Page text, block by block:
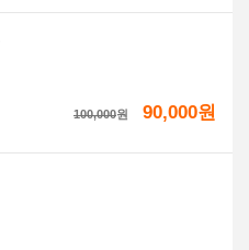
100,000원 90,000원